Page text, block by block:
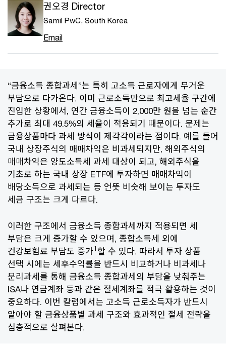
권오경 Director
Samil PwC, South Korea
Email
“금융소득 종합과세”는 특히 고소득 근로자에게 무거운
부담으로 다가온다. 이미 근로소득만으로 최고세율 구간에
진입한 상황에서, 연간 금융소득이 2,000만 원을 넘는 순간
추가로 최대 49.5%의 세율이 적용되기 때문이다. 문제는
금융상품마다 과세 방식이 제각각이라는 점이다. 예를 들어
국내 상장주식의 매매차익은 비과세되지만, 해외주식의
매매차익은 양도소득세 과세 대상이 되고, 해외주식을
기초로 하는 국내 상장 ETF에 투자하면 매매차익이
배당소득으로 과세되는 등 언뜻 비슷해 보이는 투자도
세금 구조는 크게 다르다.
이러한 구조에서 금융소득 종합과세까지 적용되면 세
부담은 크게 증가할 수 있으며, 종합소득세 외에
건강보험료 부담도 증가1 할 수 있다. 따라서 투자 상품
선택 시에는 세후수익률을 반드시 비교하거나 비과세나
분리과세를 통해 금융소득 종합과세의 부담을 낮춰주는
ISA나 연금계좌 등과 같은 절세계좌를 적극 활용하는 것이
중요하다. 이번 칼럼에서는 고소득 근로소득자가 반드시
알아야 할 금융상품별 과세 구조와 효과적인 절세 전략을
심층적으로 살펴본다.